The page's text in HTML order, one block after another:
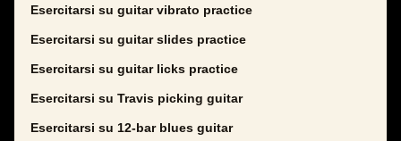
Esercitarsi su guitar vibrato practice
Esercitarsi su guitar slides practice
Esercitarsi su guitar licks practice
Esercitarsi su Travis picking guitar
Esercitarsi su 12-bar blues guitar